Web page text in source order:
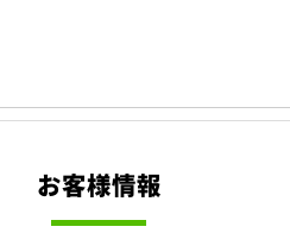
お客様情報